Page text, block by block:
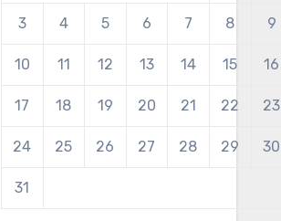
3 4 5 6 7 8 9
10 11 12 13 14 15 16
17 18 19 20 21 22 23
24 25 26 27 28 29 30
31